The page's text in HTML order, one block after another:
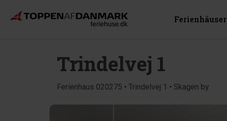
Ferienhäuser
Trindelvej 1
Ferienhaus 020275 • Trindelvej 1 • Skagen by